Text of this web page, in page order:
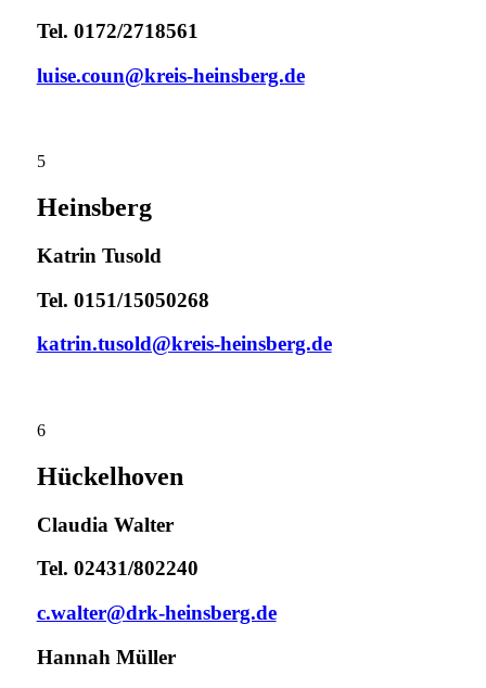
Tel. 0172/2718561
luise.coun@kreis-heinsberg.de
5
Heinsberg
Katrin Tusold
Tel. 0151/15050268
katrin.tusold@kreis-heinsberg.de
6
Hückelhoven
Claudia Walter
Tel. 02431/802240
c.walter@drk-heinsberg.de
Hannah Müller